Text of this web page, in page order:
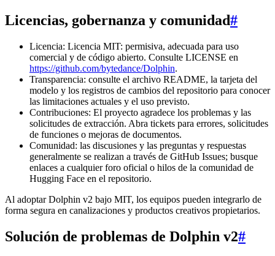
Licencias, gobernanza y comunidad#
Licencia: Licencia MIT: permisiva, adecuada para uso
comercial y de código abierto. Consulte LICENSE en
https://github.com/bytedance/Dolphin.
Transparencia: consulte el archivo README, la tarjeta del
modelo y los registros de cambios del repositorio para conocer
las limitaciones actuales y el uso previsto.
Contribuciones: El proyecto agradece los problemas y las
solicitudes de extracción. Abra tickets para errores, solicitudes
de funciones o mejoras de documentos.
Comunidad: las discusiones y las preguntas y respuestas
generalmente se realizan a través de GitHub Issues; busque
enlaces a cualquier foro oficial o hilos de la comunidad de
Hugging Face en el repositorio.
Al adoptar Dolphin v2 bajo MIT, los equipos pueden integrarlo de
forma segura en canalizaciones y productos creativos propietarios.
Solución de problemas de Dolphin v2#